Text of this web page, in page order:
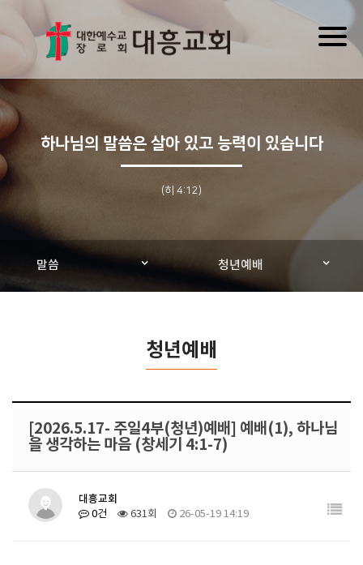
하나님의 말씀은 살아 있고 능력이 있습니다
(히 4:12)
말씀 청년예배
청년예배
[2026.5.17- 주일4부(청년)예배] 예배(1), 하나님
을 생각하는 마음 (창세기 4:1-7)
대흥교회
0건 631회 26-05-19 14:19